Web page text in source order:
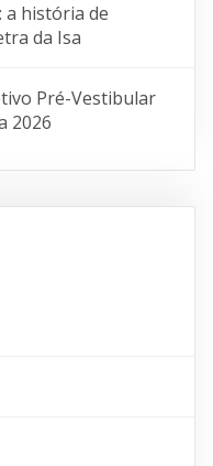
a história de
da Isa
Pré-Vestibular
2026